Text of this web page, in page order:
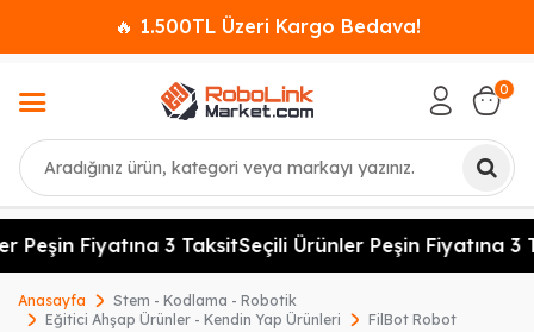
🔥 1.500TL Üzeri Kargo Bedava!
Ara
0
Peşin Fiyatına 3 TaksitSeçili Ürünler Peşin Fiyatına 3
Anasayfa
Stem - Kodlama - Robotik
Eğitici Ahşap Ürünler - Kendin Yap Ürünleri
FilBot Robot